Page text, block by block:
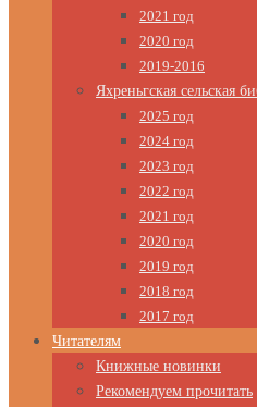
2021 год
2020 год
2019-2016
Яхреньгская сельская
2025 год
2024 год
2023 год
2022 год
2021 год
2020 год
2019 год
2018 год
2017 год
Читателям
Книжные новинки
Рекомендуем прочитать